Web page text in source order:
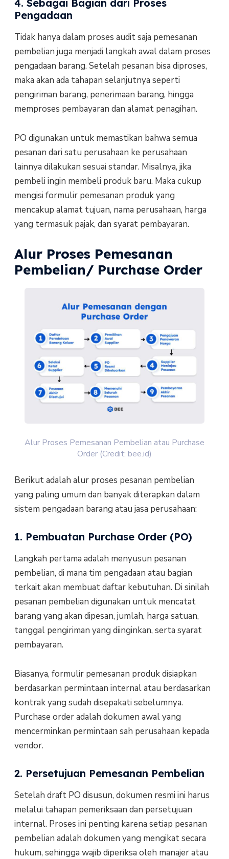
4. Sebagai Bagian dari Proses
Pengadaan
Tidak hanya dalam proses audit saja pemesanan
pembelian juga menjadi langkah awal dalam proses
pengadaan barang. Setelah pesanan bisa diproses,
maka akan ada tahapan selanjutnya seperti
pengiriman barang, penerimaan barang, hingga
memproses pembayaran dan alamat penagihan.
PO digunakan untuk memastikan bahwa semua
pesanan dari satu perusahaan ke perusahaan
lainnya dilakukan sesuai standar. Misalnya, jika
pembeli ingin membeli produk baru. Maka cukup
mengisi formulir pemesanan produk yang
mencakup alamat tujuan, nama perusahaan, harga
yang termasuk pajak, dan syarat pembayaran.
Alur Proses Pemesanan
Pembelian/ Purchase Order
Alur Proses Pemesanan Pembelian atau Purchase
Order (Credit: bee.id)
Berikut adalah alur proses pesanan pembelian
yang paling umum dan banyak diterapkan dalam
sistem pengadaan barang atau jasa perusahaan:
1. Pembuatan Purchase Order (PO)
Langkah pertama adalah menyusun pesanan
pembelian, di mana tim pengadaan atau bagian
terkait akan membuat daftar kebutuhan. Di sinilah
pesanan pembelian digunakan untuk mencatat
barang yang akan dipesan, jumlah, harga satuan,
tanggal pengiriman yang diinginkan, serta syarat
pembayaran.
Biasanya, formulir pemesanan produk disiapkan
berdasarkan permintaan internal atau berdasarkan
kontrak yang sudah disepakati sebelumnya.
Purchase order adalah dokumen awal yang
mencerminkan permintaan sah perusahaan kepada
vendor.
2. Persetujuan Pemesanan Pembelian
Setelah draft PO disusun, dokumen resmi ini harus
melalui tahapan pemeriksaan dan persetujuan
internal. Proses ini penting karena setiap pesanan
pembelian adalah dokumen yang mengikat secara
hukum, sehingga wajib diperiksa oleh manajer atau